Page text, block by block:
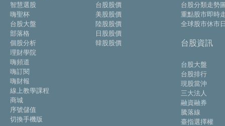
智慧選股
嗨聖杯
台股大盤
部落格
個股分析
理財學院
嗨頻道
嗨訂閱
嗨財報
線上教學課程
商城
序號儲值
切換手機版
台股股價
美股股價
陸股股價
日股股價
韓股股價
台股分類走勢
重點股市即時
全球股市休市
台股資訊
台股大盤
台股排行
現股當沖
三大法人
融資融券
騰落線
臺指選擇權